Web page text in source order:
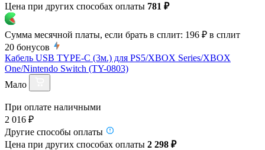
Цена при других способах оплаты 781 ₽
Сумма месячной платы, если брать в сплит: 196 ₽ в сплит
20 бонусов
Кабель USB TYPE-C (3м.) для PS5/XBOX Series/XBOX
One/Nintendo Switch (TY-0803)
Мало
При оплате наличными
2 016 ₽
Другие способы оплаты
Цена при других способах оплаты 2 298 ₽